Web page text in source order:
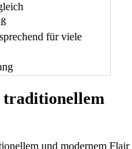
für viele